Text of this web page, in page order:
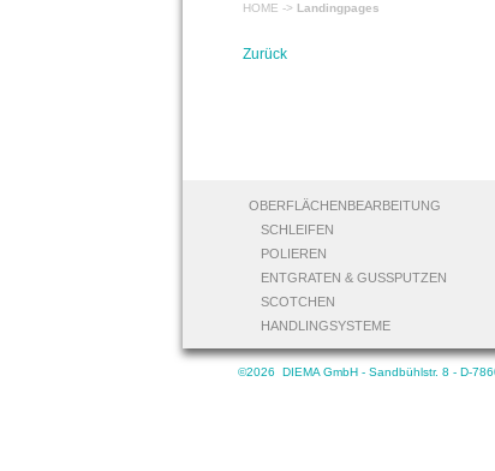
HOME -> Landingpages
Zurück
OBERFLÄCHENBEARBEITUNG
SCHLEIFEN
POLIEREN
ENTGRATEN & GUSSPUTZEN
SCOTCHEN
HANDLINGSYSTEME
©2026 DIEMA GmbH - Sandbühlstr. 8 - D-